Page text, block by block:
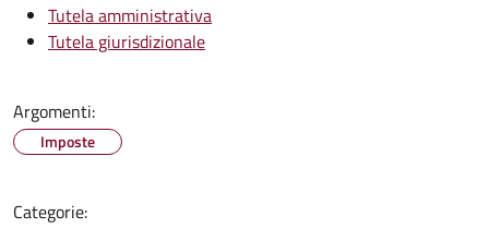
Tutela amministrativa
Tutela giurisdizionale
Argomenti:
Imposte
Categorie: